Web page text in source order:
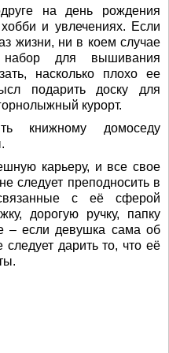
на день рождения
и увлечениях. Если
жизни, ни в коем случае
набор для вышивания
насколько плохо ее
подарить доску для
курорт.
книжному домоседу
карьеру, и все свое
следует преподносить в
с её сферой
дорогую ручку, папку
– если девушка сама об
дарить то, что её